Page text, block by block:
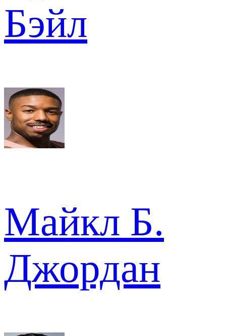
Бэйл
Майкл Б.
Джордан